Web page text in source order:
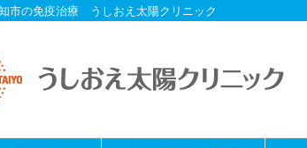
市の免疫治療 うしおえ太陽クリニック